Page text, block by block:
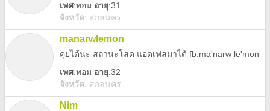
เพศ:ทอม อายุ:31
จังหวัด: สกลนคร
manarwlemon
คุยได้นะ สถานะโสด แอดเฟสมาได้ fb:ma'narw le'mon
เพศ:ทอม อายุ:32
จังหวัด: สกลนคร
Nim